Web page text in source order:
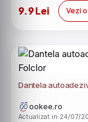
9.9 Lei Vezi
Dantela
ookee.ro
Actualizat in 24/07/